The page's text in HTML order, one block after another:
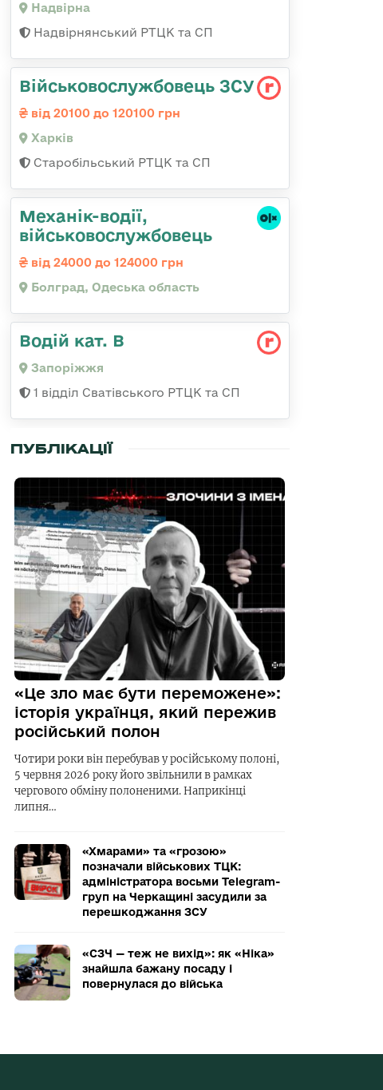
Надвірна
Надвірнянський РТЦК та СП
Військовослужбовець ЗСУ
від 20100 до 120100 грн
Харків
Старобільський РТЦК та СП
Механік-водії,
військовослужбовець
від 24000 до 124000 грн
Болград, Одеська область
Водій кат. В
Запоріжжя
1 відділ Сватівського РТЦК та СП
ПУБЛІКАЦІЇ
«Це зло має бути переможене»:
історія українця, який пережив
російський полон
Чотири роки він перебував у російському полоні,
5 червня 2026 року його звільнили в рамках
чергового обміну полоненими. Наприкінці
липня…
«Хмарами» та «грозою»
позначали військових ТЦК:
адміністратора восьми Telegram-
груп на Черкащині засудили за
перешкоджання ЗСУ
«СЗЧ — теж не вихід»: як «Ніка»
знайшла бажану посаду і
повернулася до війська